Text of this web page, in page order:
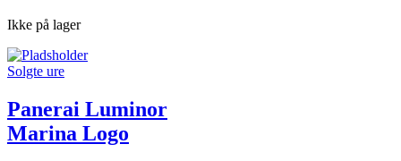
Ikke på lager
Solgte ure
Panerai Luminor
Marina Logo